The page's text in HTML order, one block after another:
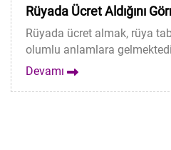
Rüyada Ücret Aldığını
Rüyada ücret almak, rüya
olumlu anlamlara
Devamı